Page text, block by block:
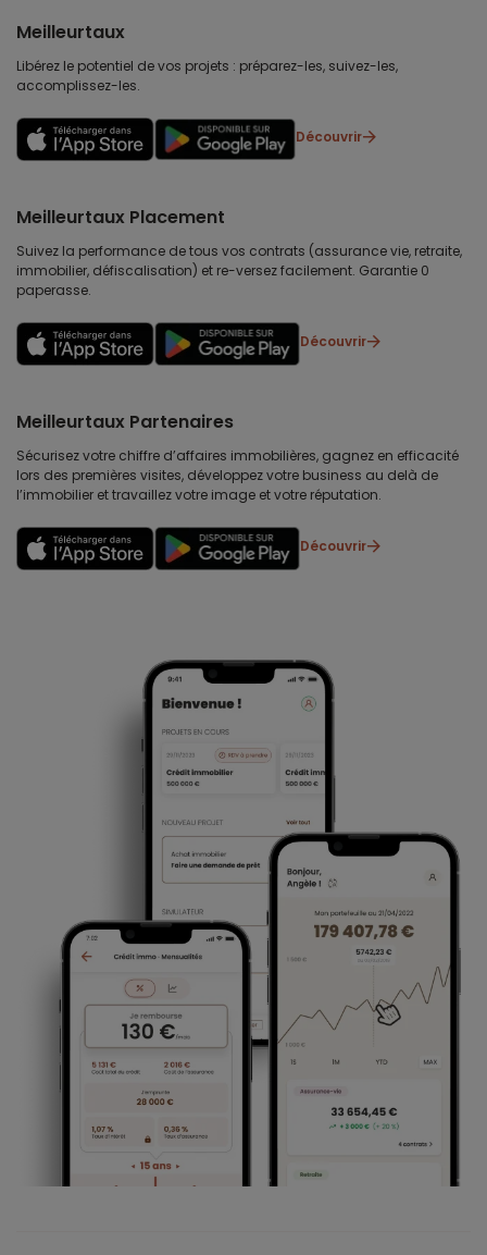
Meilleurtaux
Libérez le potentiel de vos projets : préparez-les, suivez-les,
accomplissez-les.
Découvrir
Meilleurtaux Placement
Suivez la performance de tous vos contrats (assurance vie, retraite,
immobilier, défiscalisation) et re-versez facilement. Garantie 0
paperasse.
Découvrir
Meilleurtaux Partenaires
Sécurisez votre chiffre d’affaires immobilières, gagnez en efficacité
lors des premières visites, développez votre business au delà de
l’immobilier et travaillez votre image et votre réputation.
Découvrir